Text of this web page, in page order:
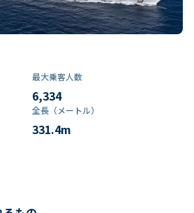
最大乗客人数
6,334
全長（メートル）
331.4m